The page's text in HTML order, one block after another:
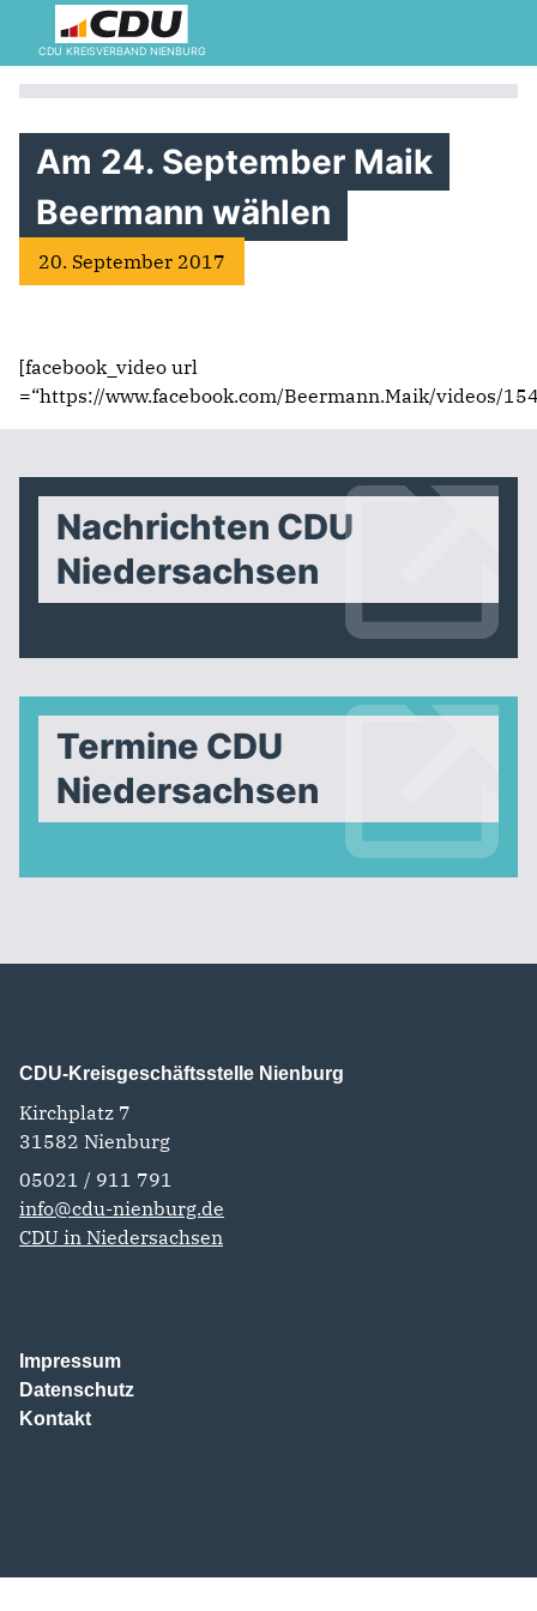
CDU KREISVERBAND NIENBURG
Am 24. September Maik
Beermann wählen
20. September 2017
[facebook_video url
=“https://www.facebook.com/Beermann.Maik/videos/
Nachrichten CDU
Niedersachsen
Termine CDU
Niedersachsen
CDU-Kreisgeschäftsstelle Nienburg
Kirchplatz 7
31582 Nienburg
05021 / 911 791
info@cdu-nienburg.de
CDU in Niedersachsen
Impressum
Datenschutz
Kontakt